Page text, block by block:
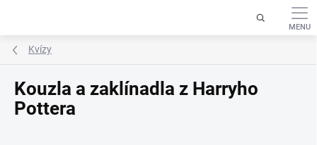
Kvízy
Kouzla a zaklínadla z Harryho
Pottera